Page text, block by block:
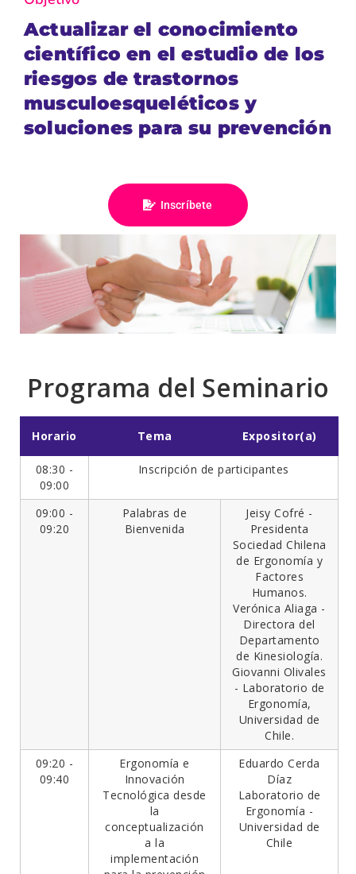
Actualizar el conocimiento
científico en el estudio de los
riesgos de trastornos
musculoesqueléticos y
soluciones para su prevención
Inscríbete
Programa del Seminario
Horario Tema Expositor(a)
08:30 -
09:00
Inscripción de participantes
09:00 -
09:20
Palabras de
Bienvenida
Jeisy Cofré -
Presidenta
Sociedad Chilena
de Ergonomía y
Factores
Humanos.
Verónica Aliaga -
Directora del
Departamento
de Kinesiología.
Giovanni Olivales
- Laboratorio de
Ergonomía,
Universidad de
Chile.
09:20 -
09:40
Ergonomía e
Innovación
Tecnológica desde
la
conceptualización
a la
implementación
Eduardo Cerda
Díaz
Laboratorio de
Ergonomía -
Universidad de
Chile